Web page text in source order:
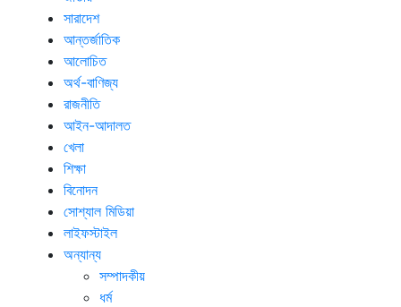
সারাদেশ
আন্তর্জাতিক
আলোচিত
অর্থ-বাণিজ্য
রাজনীতি
আইন-আদালত
খেলা
শিক্ষা
বিনোদন
সোশ্যাল মিডিয়া
লাইফস্টাইল
অন্যান্য
সম্পাদকীয়
ধর্ম